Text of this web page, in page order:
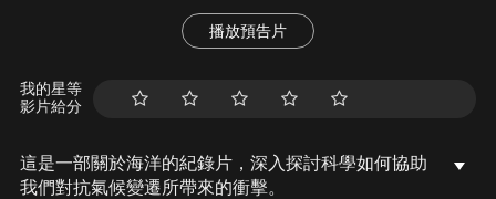
播放預告片
我的星等
影片給分
這是一部關於海洋的紀錄片，深入探討科學如何協助
我們對抗氣候變遷所帶來的衝擊。